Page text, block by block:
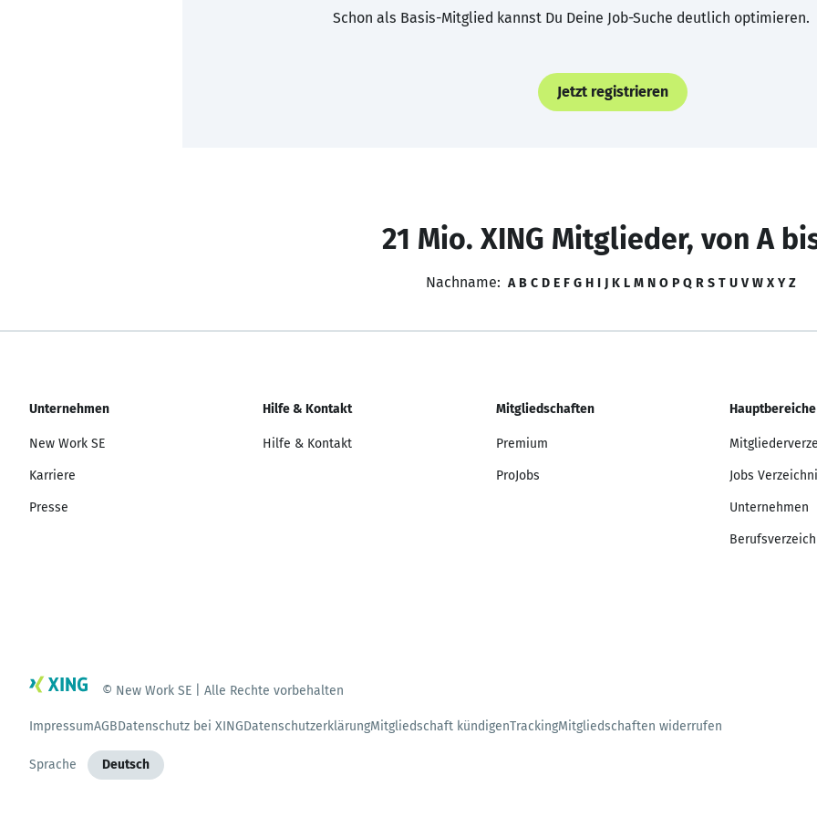
Schon als Basis-Mitglied kannst Du Deine Job-Suche deutlich optimieren.
Jetzt registrieren
21 Mio. XING Mitglieder, von A
Nachname: A B C D E F G H I J K L M N O P Q R S T U V W X Y Z
Unternehmen
New Work SE
Karriere
Presse
Hilfe & Kontakt
Hilfe & Kontakt
Mitgliedschaften
Premium
ProJobs
Hauptbereiche
Jobs
Unternehmen
© New Work SE | Alle Rechte vorbehalten
ImpressumAGBDatenschutz bei XINGDatenschutzerklärungMitgliedschaft kündigenTrackingMitgliedschaften widerrufen
Sprache Deutsch